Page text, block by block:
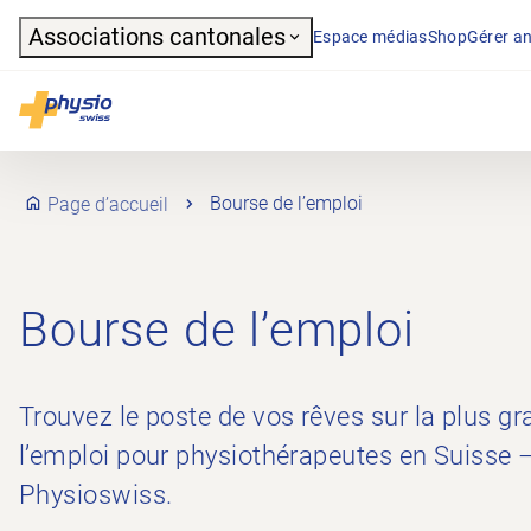
Header
Associations cantonales Espace médiasShopGérer
Physioswiss
Navigation principale
Page d’accueil Bourse de l’emploi
Bourse de l’emploi
Trouvez le poste de vos rêves sur la plus
l’emploi pour physiothérapeutes en Suisse
Physioswiss.